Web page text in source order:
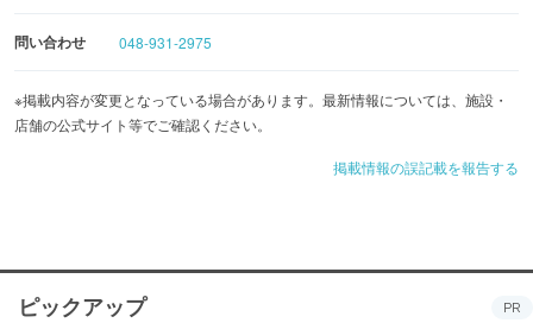
問い合わせ 048-931-2975
※掲載内容が変更となっている場合があります。最新情報については、施設・
店舗の公式サイト等でご確認ください。
掲載情報の誤記載を報告する
ピックアップ PR